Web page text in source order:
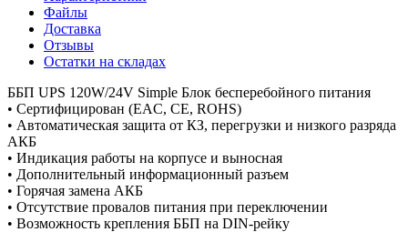
Файлы
Доставка
Отзывы
Остатки на складах
ББП UPS 120W/24V Simple Блок бесперебойного питания
• Сертифицирован (EAC, CE, ROHS)
• Автоматическая защита от КЗ, перегрузки и низкого разряда
АКБ
• Индикация работы на корпусе и выносная
• Дополнительный информационный разъем
• Горячая замена АКБ
• Отсутствие провалов питания при переключении
• Возможность крепления ББП на DIN-рейку